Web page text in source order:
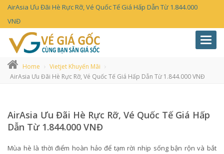
AirAsia Ưu Đãi Hè Rực Rỡ, Vé Quốc Tế Giá Hấp Dẫn Từ 1.844.000
VNĐ
Home
Vietjet Khuyến Mãi
AirAsia Ưu Đãi Hè Rực Rỡ, Vé Quốc Tế Giá Hấp Dẫn Từ 1.844.000 VNĐ
AirAsia Ưu Đãi Hè Rực Rỡ, Vé Quốc Tế Giá Hấp
Dẫn Từ 1.844.000 VNĐ
Mùa hè là thời điểm hoàn hảo để tạm rời nhịp sống bận rộn và bắt